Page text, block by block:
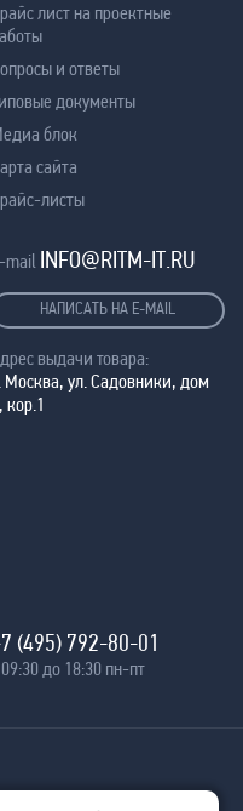
лист на проектные
и ответы
документы
блок
сайта
листы
mail INFO@RITM-IT.RU
НАПИСАТЬ НА E-MAIL
выдачи товара:
Москва, ул. Садовники, дом
кор.1
(495) 792-80-01
до 18:30 пн-пт